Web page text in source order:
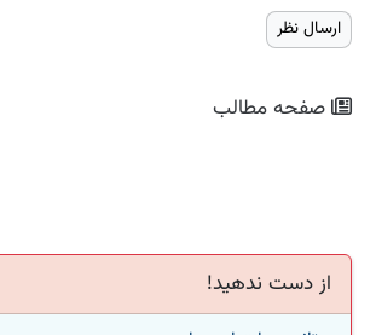
صفحه مطالب
از دست ندهید!